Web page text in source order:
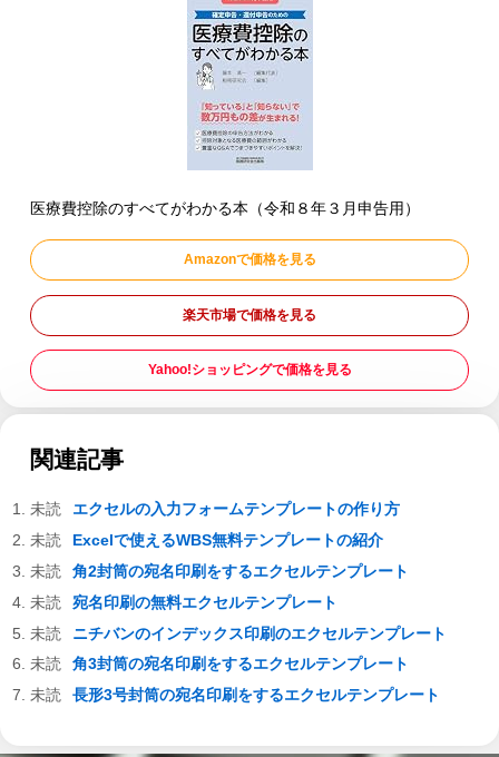
医療費控除のすべてがわかる本（令和８年３月申告用）
Amazonで価格を見る
楽天市場で価格を見る
Yahoo!ショッピングで価格を見る
関連記事
エクセルの入力フォームテンプレートの作り方
Excelで使えるWBS無料テンプレートの紹介
角2封筒の宛名印刷をするエクセルテンプレート
宛名印刷の無料エクセルテンプレート
ニチバンのインデックス印刷のエクセルテンプレート
角3封筒の宛名印刷をするエクセルテンプレート
長形3号封筒の宛名印刷をするエクセルテンプレート